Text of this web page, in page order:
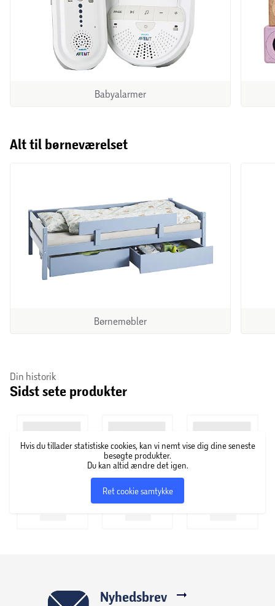
Babyalarmer
Alt til børneværelset
Børnemøbler
Din historik
Sidst sete produkter
Hvis du tillader statistiske cookies, kan vi nemt vise dig dine seneste
besøgte produkter.
Du kan altid ændre det igen.
Ret cookie samtykke
Nyhedsbrev